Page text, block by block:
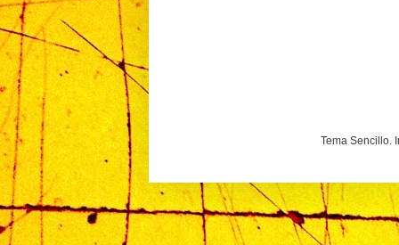
Tema Sencillo.